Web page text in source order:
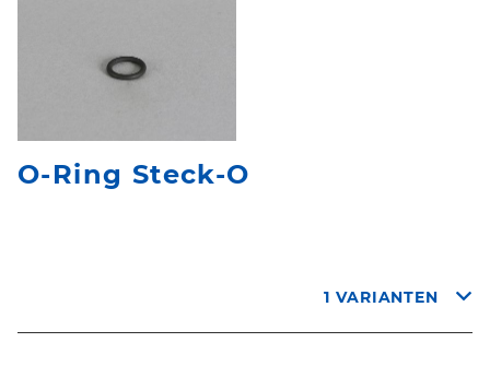
O-Ring Steck-O
1 VARIANTEN